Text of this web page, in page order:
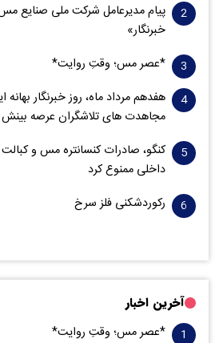
پیام مدیرعامل شرکت ملی صنایع
خبرنگار»
*عصر مس؛ وقتِ روایت*
هفدهم مرداد ماه، روز خبرنگار
مجاهدت های تلاشگران عرصه
کنگو، صادرات کنسانتره مس و
داخلی ممنوع کرد
رکوردشکنی فلز سرخ
آخرین اخبار
*عصر مس؛ وقتِ روایت*